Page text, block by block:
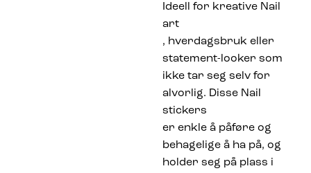
Ideell for kreative Nail
art
, hverdagsbruk eller
statement-looker som
ikke tar seg selv for
alvorlig. Disse Nail
stickers
er enkle å påføre og
behagelige å ha på, og
holder seg på plass i